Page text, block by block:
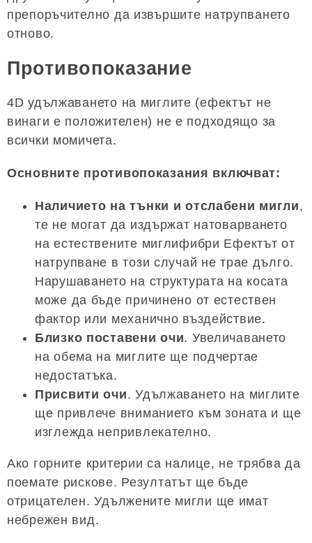
препоръчително да извършите натрупването
отново.
Противопоказание
4D удължаването на миглите (ефектът не
винаги е положителен) не е подходящо за
всички момичета.
Основните противопоказания включват:
Наличието на тънки и отслабени мигли,
те не могат да издържат натоварването
на естествените миглифибри Ефектът от
натрупване в този случай не трае дълго.
Нарушаването на структурата на косата
може да бъде причинено от естествен
фактор или механично въздействие.
Близко поставени очи. Увеличаването
на обема на миглите ще подчертае
недостатъка.
Присвити очи. Удължаването на миглите
ще привлече вниманието към зоната и ще
изглежда непривлекателно.
Ако горните критерии са налице, не трябва да
поемате рискове. Резултатът ще бъде
отрицателен. Удължените мигли ще имат
небрежен вид.